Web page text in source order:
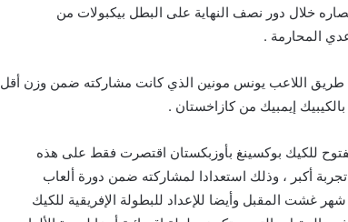
خلال دور نصف النهاية على البطل بيكبولات من
عدي المحارمة .
طريق اللاعب يونس مونين الذي كانت مشاركته ضمن وزن أقل
للكيك بوكسينغ بأوزبكستان اقتصرت فقط على هذه
أكبر ، وذلك استعدادا لمشاركته ضمن دورة ألعاب
غشت المقبل وأيضا للإعداد للبطولة الإفريقية للكيك